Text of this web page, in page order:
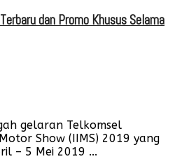
dan Promo Khusus Selama
gelaran Telkomsel
Show (IIMS) 2019 yang
– 5 Mei 2019 ...